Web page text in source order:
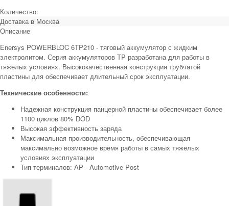
Количество:
Доставка в Москва
Описание
Enersys POWERBLOC 6TP210 - тяговый аккумулятор с жидким
электролитом. Серия аккумуляторов TP разработана для работы в
тяжелых условиях. Высококачественная конструкция трубчатой
пластины для обеспечивает длительный срок эксплуатации.
Технические особенности:
Надежная конструкция панцерной пластины обеспечивает более
1100 циклов 80% DOD
Высокая эффективность заряда
Максимальная производительность, обеспечивающая
максимально возможное время работы в самых тяжелых
условиях эксплуатации
Тип терминалов: AP - Automotive Post